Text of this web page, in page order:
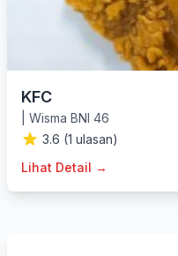
KFC
Wisma BNI 46
3.6 (1 ulasan)
Lihat Detail →